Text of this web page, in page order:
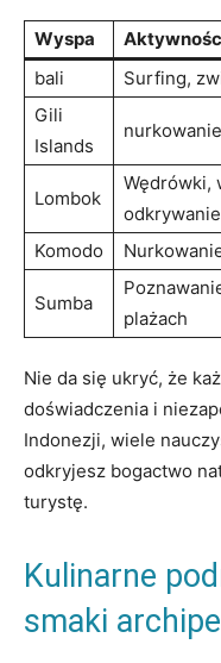
Wyspa
bali
Surfing,
Gili
Islands
Lombok
Wędrówki,
Komodo
Sumba
plażach
Nie da się ukryć, że
doświadczenia i
Indonezji, wiele
odkryjesz bogactwo‌
turystę.
Kulinarne
smaki⁣